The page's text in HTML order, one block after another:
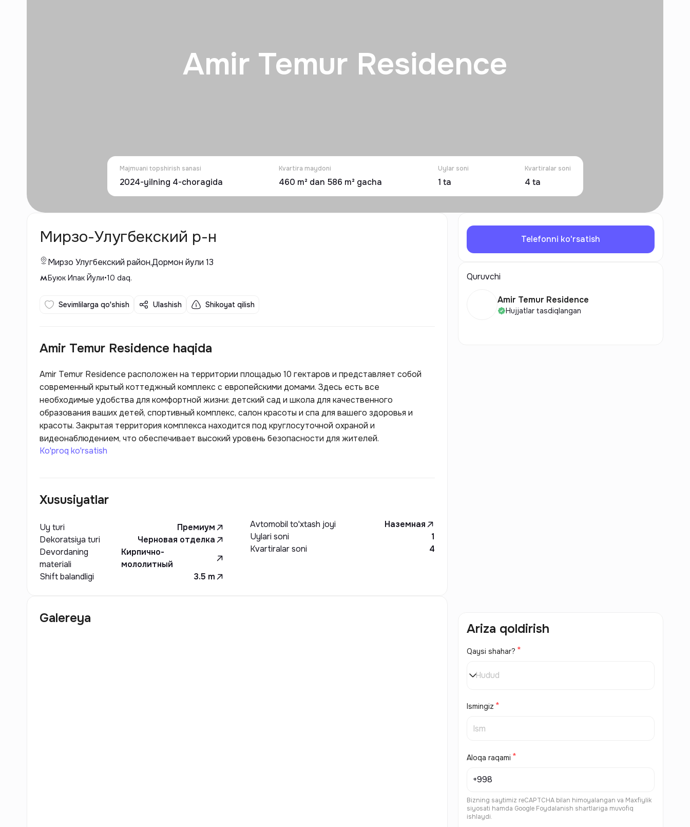
Amir Temur Residence
Majmuani topshirish sanasi
2024-yilning 4-choragida
Kvartira maydoni
460 m² dan 586 m² gacha
Uylar soni
1 ta
Kvartiralar soni
4 ta
Мирзо-Улугбекский р-н
Мирзо Улугбекский район,Дормон йули 13
Буюк Ипак Йули•10 daq.
Sevimlilarga qo'shish Ulashish Shikoyat qilish
Amir Temur Residence haqida
Amir Temur Residence расположен на территории площадью 10 гектаров и представляет собой
современный крытый коттеджный комплекс с европейскими домами. Здесь есть все
необходимые удобства для комфортной жизни: детский сад и школа для качественного
образования ваших детей, спортивный комплекс, салон красоты и спа для вашего здоровья и
красоты. Закрытая территория комплекса находится под круглосуточной охраной и
видеонаблюдением, что обеспечивает высокий уровень безопасности для жителей.
Ko'proq ko'rsatish
Xususiyatlar
Uy turi
Премиум
Dekoratsiya turi
Черновая отделка
Devordaning
materiali
Кирпично-
мололитный
Shift balandligi
3.5 m
Avtomobil to'xtash joyi
Наземная
Uylari soni
1
Kvartiralar soni
4
Galereya
Telefonni ko'rsatish
Quruvchi
Amir Temur Residence
Hujjatlar tasdiqlangan
Ariza qoldirish
Qaysi shahar?
Hudud
Ismingiz
Aloqa raqami
Bizning saytimiz reCAPTCHA bilan himoyalangan va Maxfiylik
siyosati hamda Google Foydalanish shartlariga muvofiq
ishlaydi.